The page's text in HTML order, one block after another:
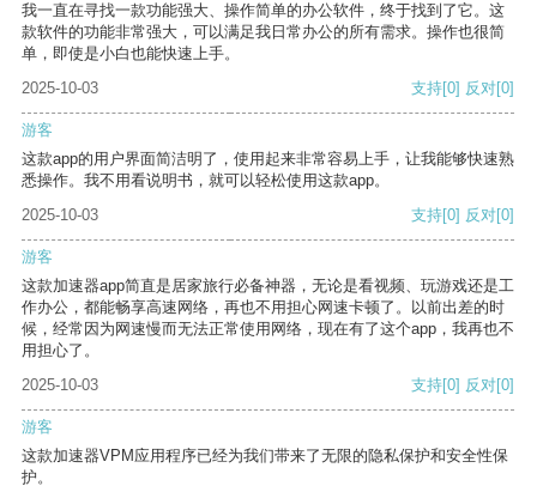
我一直在寻找一款功能强大、操作简单的办公软件，终于找到了它。这
款软件的功能非常强大，可以满足我日常办公的所有需求。操作也很简
单，即使是小白也能快速上手。
2025-10-03
支持[0] 反对[0]
游客
这款app的用户界面简洁明了，使用起来非常容易上手，让我能够快速熟
悉操作。我不用看说明书，就可以轻松使用这款app。
2025-10-03
支持[0] 反对[0]
游客
这款加速器app简直是居家旅行必备神器，无论是看视频、玩游戏还是工
作办公，都能畅享高速网络，再也不用担心网速卡顿了。以前出差的时
候，经常因为网速慢而无法正常使用网络，现在有了这个app，我再也不
用担心了。
2025-10-03
支持[0] 反对[0]
游客
这款加速器VPM应用程序已经为我们带来了无限的隐私保护和安全性保
护。